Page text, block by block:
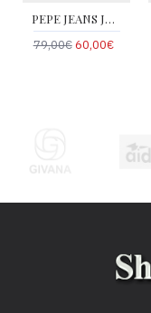
PEPE JEANS JOE BASIC PMS00048-595
79,00€60,00€